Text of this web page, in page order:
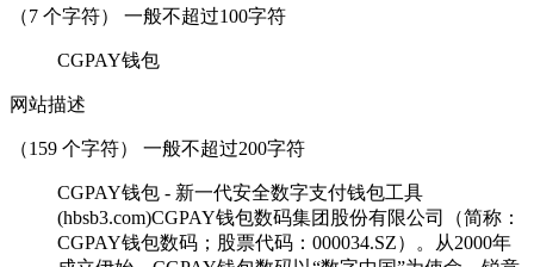
（7 个字符） 一般不超过100字符
CGPAY钱包
网站描述
（159 个字符） 一般不超过200字符
CGPAY钱包 - 新一代安全数字支付钱包工具
(hbsb3.com)CGPAY钱包数码集团股份有限公司（简称：
CGPAY钱包数码；股票代码：000034.SZ）。从2000年